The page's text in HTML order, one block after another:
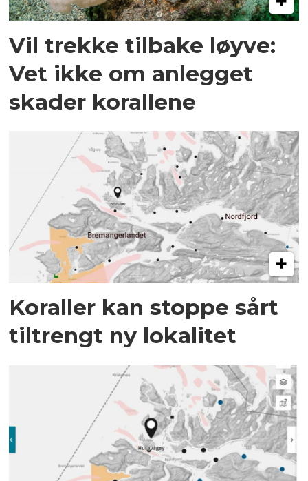
Vil trekke tilbake løyve:
Vet ikke om anlegget
skader korallene
Koraller kan stoppe sårt
tiltrengt ny lokalitet